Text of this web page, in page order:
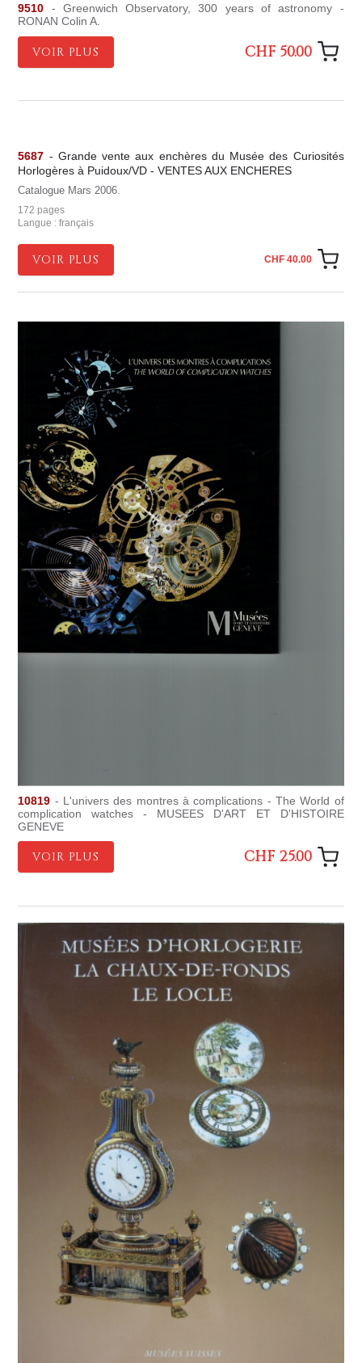
9510 - Greenwich Observatory, 300 years of astronomy -
RONAN Colin A.
VOIR PLUS CHF 50.00
5687 - Grande vente aux enchères du Musée des Curiosités
Horlogères à Puidoux/VD - VENTES AUX ENCHERES
Catalogue Mars 2006.
172 pages
Langue : français
VOIR PLUS CHF 40.00
10819 - L'univers des montres à complications - The World of
complication watches - MUSEES D'ART ET D'HISTOIRE
GENEVE
VOIR PLUS CHF 25.00